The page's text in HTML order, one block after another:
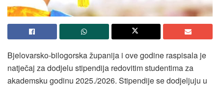
Bjelovarsko-bilogorska županija i ove godine raspisala je
natječaj za dodjelu stipendija redovitim studentima za
akademsku godinu 2025./2026. Stipendije se dodjeljuju u